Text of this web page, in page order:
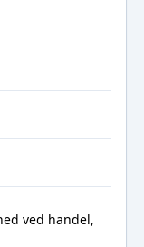
ved handel,